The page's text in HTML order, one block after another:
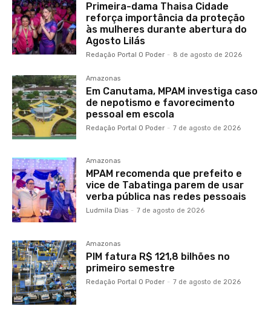
Primeira-dama Thaisa Cidade
reforça importância da proteção
às mulheres durante abertura do
Agosto Lilás
Redação Portal O Poder - 8 de agosto de 2026
Amazonas
Em Canutama, MPAM investiga caso
de nepotismo e favorecimento
pessoal em escola
Redação Portal O Poder - 7 de agosto de 2026
Amazonas
MPAM recomenda que prefeito e
vice de Tabatinga parem de usar
verba pública nas redes pessoais
Ludmila Dias - 7 de agosto de 2026
Amazonas
PIM fatura R$ 121,8 bilhões no
primeiro semestre
Redação Portal O Poder - 7 de agosto de 2026